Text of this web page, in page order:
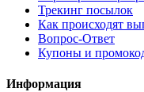
Трекинг посылок
Как происходят
Вопрос-Ответ
Купоны и
Информация